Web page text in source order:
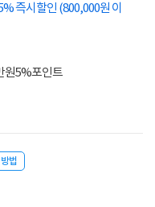
즉시할인 (800,000원 이
원5%포인트
법